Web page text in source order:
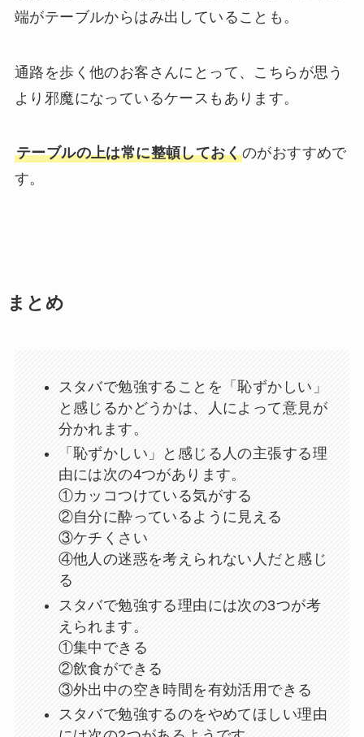
端がテーブルからはみ出していることも。
通路を歩く他のお客さんにとって、こちらが思う
より邪魔になっているケースもあります。
テーブルの上は常に整頓しておくのがおすすめで
す。
まとめ
スタバで勉強することを「恥ずかしい」
と感じるかどうかは、人によって意見が
分かれます。
「恥ずかしい」と感じる人の主張する理
由には次の4つがあります。
①カッコつけている気がする
②自分に酔っているように見える
③ケチくさい
④他人の迷惑を考えられない人だと感じ
る
スタバで勉強する理由には次の3つが考
えられます。
①集中できる
②飲食ができる
③外出中の空き時間を有効活用できる
スタバで勉強するのをやめてほしい理由